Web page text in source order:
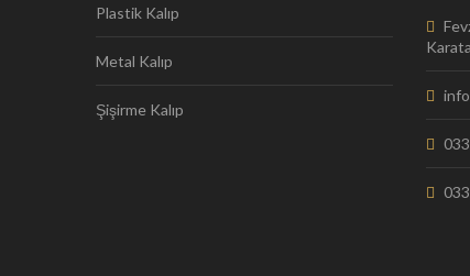
Plastik Kalıp
Metal Kalıp
Şişirme Kalıp